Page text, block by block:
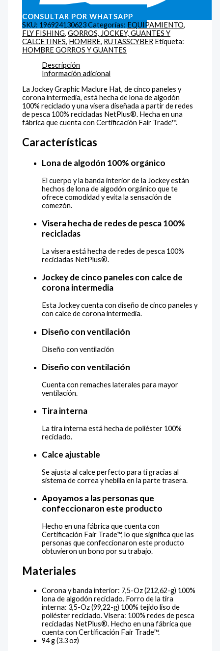
CONSULTAR POR WHATSAPP
SKU: 196924130623Categorías: EQUIPAMIENTO,
FLY FISHING,GORROS, JOCKEY, GUANTES Y
CALCETINES, HOMBRE, RUTASSCYBER Etiqueta:
HOMBRE GORROS Y GUANTES
Descripción
Información adicional
La Jockey Graphic Maclure Hat, de cinco paneles y
corona intermedia, está hecha de lona de algodón
100% reciclado y una visera diseñada a partir de redes
de pesca 100% recicladas NetPlus®. Hecha en una
fábrica que cuenta con Certificación Fair Trade™.
Características
Lona de algodón 100% orgánico
El cuerpo y la banda interior de la Jockey están
hechos de lona de algodón orgánico que te
ofrece comodidad y evita la sensación de
comezón.
Visera hecha de redes de pesca 100%
recicladas
La visera está hecha de redes de pesca 100%
recicladas NetPlus®.
Jockey de cinco paneles con calce de
corona intermedia
Esta Jockey cuenta con diseño de cinco paneles y
con calce de corona intermedia.
Diseño con ventilación
Diseño con ventilación
Diseño con ventilación
Cuenta con remaches laterales para mayor
ventilación.
Tira interna
La tira interna está hecha de poliéster 100%
reciclado.
Calce ajustable
Se ajusta al calce perfecto para ti gracias al
sistema de correa y hebilla en la parte trasera.
Apoyamos a las personas que
confeccionaron este producto
Hecho en una fábrica que cuenta con
Certificación Fair Trade™, lo que significa que las
personas que confeccionaron este producto
obtuvieron un bono por su trabajo.
Materiales
Corona y banda interior: 7,5-Oz (212,62-g) 100%
lona de algodón reciclado. Forro de la tira
interna: 3,5-Oz (99,22-g) 100% tejido liso de
poliéster reciclado. Visera: 100% redes de pesca
recicladas NetPlus®. Hecho en una fábrica que
cuenta con Certificación Fair Trade™.
94 g (3.3 oz)